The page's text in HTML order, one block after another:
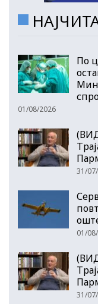
По
01/08/2026
31/
01/
31/